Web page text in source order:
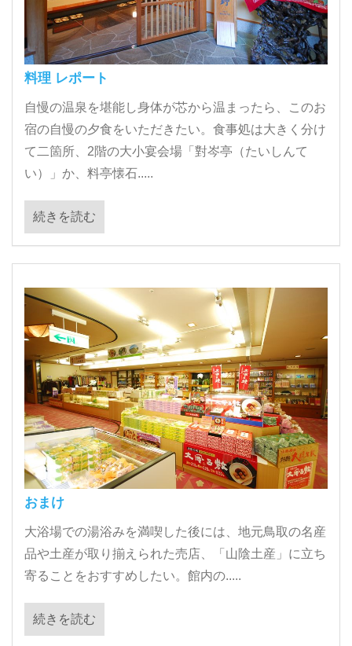
料理 レポート
自慢の温泉を堪能し身体が芯から温まったら、このお
宿の自慢の夕食をいただきたい。食事処は大きく分け
て二箇所、2階の大小宴会場「對岑亭（たいしんて
い）」か、料亭懐石.....
続きを読む
おまけ
大浴場での湯浴みを満喫した後には、地元鳥取の名産
品や土産が取り揃えられた売店、「山陰土産」に立ち
寄ることをおすすめしたい。館内の.....
続きを読む